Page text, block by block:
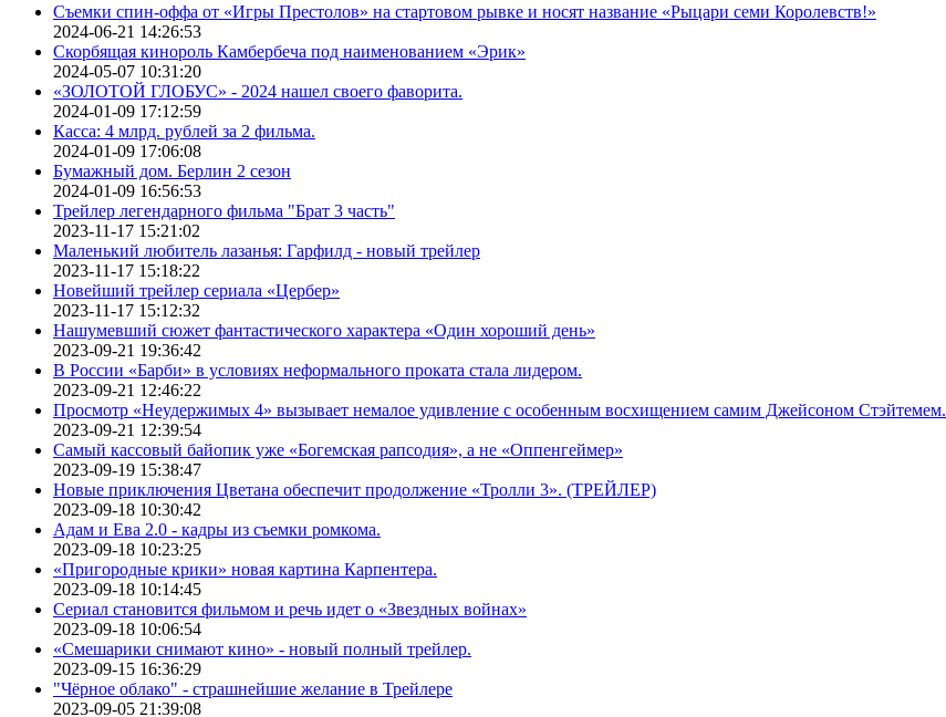
Съемки спин-оффа от «Игры Престолов» на стартовом рывке и носят название «Рыцари семи Королевств!»
2024-06-21 14:26:53
Скорбящая кинороль Камбербеча под наименованием «Эрик»
2024-05-07 10:31:20
«ЗОЛОТОЙ ГЛОБУС» - 2024 нашел своего фаворита.
2024-01-09 17:12:59
Касса: 4 млрд. рублей за 2 фильма.
2024-01-09 17:06:08
Бумажный дом. Берлин 2 сезон
2024-01-09 16:56:53
Трейлер легендарного фильма "Брат 3 часть"
2023-11-17 15:21:02
Маленький любитель лазанья: Гарфилд - новый трейлер
2023-11-17 15:18:22
Новейший трейлер сериала «Цербер»
2023-11-17 15:12:32
Нашумевший сюжет фантастического характера «Один хороший день»
2023-09-21 19:36:42
В России «Барби» в условиях неформального проката стала лидером.
2023-09-21 12:46:22
Просмотр «Неудержимых 4» вызывает немалое удивление с особенным восхищением самим Джейсоном Стэйтемем.
2023-09-21 12:39:54
Самый кассовый байопик уже «Богемская рапсодия», а не «Оппенгеймер»
2023-09-19 15:38:47
Новые приключения Цветана обеспечит продолжение «Тролли 3». (ТРЕЙЛЕР)
2023-09-18 10:30:42
Адам и Ева 2.0 - кадры из съемки ромкома.
2023-09-18 10:23:25
«Пригородные крики» новая картина Карпентера.
2023-09-18 10:14:45
Сериал становится фильмом и речь идет о «Звездных войнах»
2023-09-18 10:06:54
«Смешарики снимают кино» - новый полный трейлер.
2023-09-15 16:36:29
"Чёрное облако" - страшнейшие желание в Трейлере
2023-09-05 21:39:08